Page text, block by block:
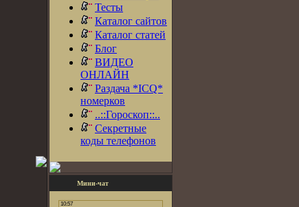
Тесты
Каталог сайтов
Каталог статей
Блог
ВИДЕО
ОНЛАЙН
Раздача *ICQ*
номерков
..::Гороскоп::..
Секретные
коды телефонов
Мини-чат